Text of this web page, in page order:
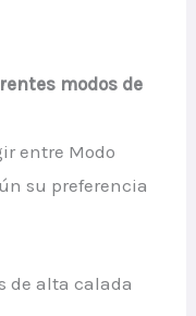
modos de
entre Modo
su preferencia
de alta calada